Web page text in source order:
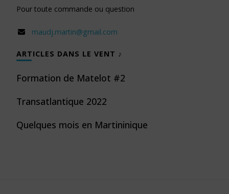
Pour toute commande ou question
maudj.martin@gmail.com
ARTICLES DANS LE VENT ♪
Formation de Matelot #2
Transatlantique 2022
Quelques mois en Martininique